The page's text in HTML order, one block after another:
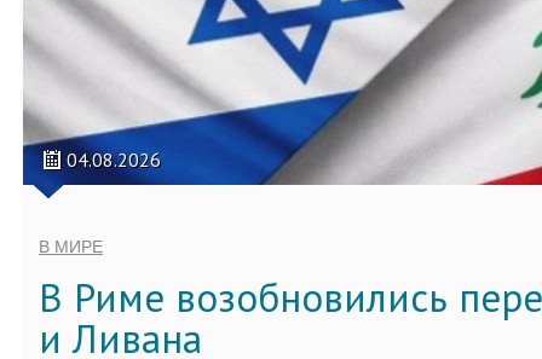
04.08.2026
В МИРЕ
В Риме возобновились
и Ливана